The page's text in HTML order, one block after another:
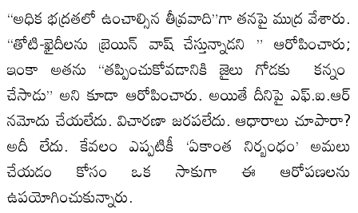
“అధిక భద్రతలో ఉంచాల్సిన తీవ్రవాది”గా తనపై ముద్ర వేశారు.
“తోటి-ఖైదీలను బ్రెయిన్ వాష్ చేస్తున్నాడని ” ఆరోపించారు;
ఇంకా అతను “తప్పించుకోవడానికి జైలు గోడకు కన్నం
చేసాడు” అని కూడా ఆరోపించారు. అయితే దీనిపై ఎఫ్‌.ఐ.ఆర్
నమోదు చేయలేదు. విచారణా జరపలేదు. ఆధారాలు చూపారా?
అదీ లేదు. కేవలం ఎప్పటికీ ‘ఏకాంత నిర్బంధం’ అమలు
చేయడం కోసం ఒక సాకుగా ఈ ఆరోపణలను
ఉపయోగించుకున్నారు.